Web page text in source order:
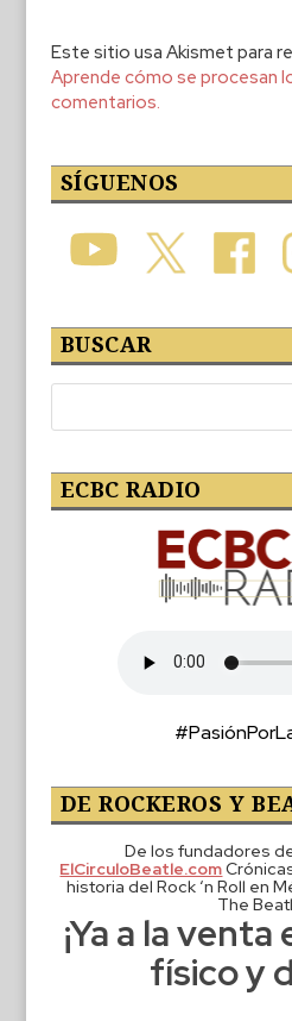
Este sitio usa Akismet para
Aprende cómo se procesan
comentarios.
SÍGUENOS
BUSCAR
ECBC RADIO
DE ROCKEROS Y
De los fundadores
ElCirculoBeatle.com
historia del Rock ‘n Roll en
The
¡Ya a la
físico y